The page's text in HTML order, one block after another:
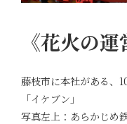
《花火の
藤枝市に本社がある、
「イケブン」
写真左上：あらかじめ